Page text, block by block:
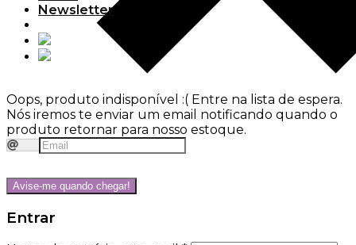
Newsletter
Oops, produto indisponível :( Entre na lista de espera.
Nós iremos te enviar um email notificando quando o
produto retornar para nosso estoque.
Avise-me quando chegar!
Entrar